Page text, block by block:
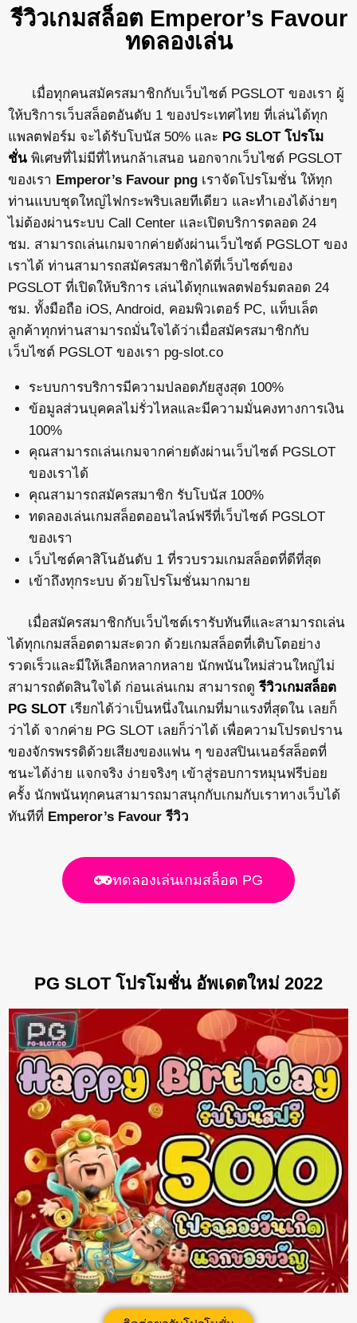
รีวิวเกมสล็อต Emperor’s Favour
ทดลองเล่น
เมื่อทุกคนสมัครสมาชิกกับเว็บไซต์ PGSLOT ของเรา ผู้
ให้บริการเว็บสล็อตอันดับ 1 ของประเทศไทย ที่เล่นได้ทุก
แพลตฟอร์ม จะได้รับโบนัส 50% และ PG SLOT โปรโม
ชั่น พิเศษที่ไม่มีที่ไหนกล้าเสนอ นอกจากเว็บไซต์ PGSLOT
ของเรา Emperor’s Favour png เราจัดโปรโมชั่น ให้ทุก
ท่านแบบชุดใหญ่ไฟกระพริบเลยทีเดียว และทำเองได้ง่ายๆ
ไม่ต้องผ่านระบบ Call Center และเปิดบริการตลอด 24
ชม. สามารถเล่นเกมจากค่ายดังผ่านเว็บไซต์ PGSLOT ของ
เราได้ ท่านสามารถสมัครสมาชิกได้ที่เว็บไซต์ของ
PGSLOT ที่เปิดให้บริการ เล่นได้ทุกแพลตฟอร์มตลอด 24
ชม. ทั้งมือถือ iOS, Android, คอมพิวเตอร์ PC, แท็บเล็ต
ลูกค้าทุกท่านสามารถมั่นใจได้ว่าเมื่อสมัครสมาชิกกับ
เว็บไซต์ PGSLOT ของเรา pg-slot.co
ระบบการบริการมีความปลอดภัยสูงสุด 100%
ข้อมูลส่วนบุคคลไม่รั่วไหลและมีความมั่นคงทางการเงิน
100%
คุณสามารถเล่นเกมจากค่ายดังผ่านเว็บไซต์ PGSLOT
ของเราได้
คุณสามารถสมัครสมาชิก รับโบนัส 100%
ทดลองเล่นเกมสล็อตออนไลน์ฟรีที่เว็บไซต์ PGSLOT
ของเรา
เว็บไซต์คาสิโนอันดับ 1 ที่รวบรวมเกมสล็อตที่ดีที่สุด
เข้าถึงทุกระบบ ด้วยโปรโมชั่นมากมาย
เมื่อสมัครสมาชิกกับเว็บไซต์เรารับทันทีและสามารถเล่น
ได้ทุกเกมสล็อตตามสะดวก ด้วยเกมสล็อตที่เติบโตอย่าง
รวดเร็วและมีให้เลือกหลากหลาย นักพนันใหม่ส่วนใหญ่ไม่
สามารถตัดสินใจได้ ก่อนเล่นเกม สามารถดูรีวิวเกมสล็อต
PG SLOTเรียกได้ว่าเป็นหนึ่งในเกมที่มาแรงที่สุดใน เลยก็
ว่าได้ จากค่าย PG SLOT เลยก็ว่าได้ เพื่อความโปรดปราน
ของจักรพรรดิด้วยเสียงของแฟน ๆ ของสปินเนอร์สล็อตที่
ชนะได้ง่าย แจกจริง ง่ายจริงๆ เข้าสู่รอบการหมุนฟรีบ่อย
ครั้ง นักพนันทุกคนสามารถมาสนุกกับเกมกับเราทางเว็บได้
ทันทีที่ Emperor’s Favour รีวิว
ทดลองเล่นเกมสล็อต PG
PG SLOT โปรโมชั่น อัพเดตใหม่ 2022